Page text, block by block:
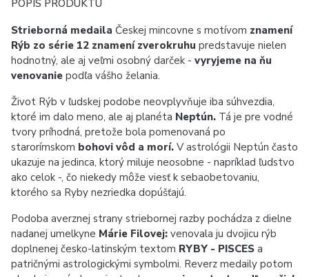
POPIS PRODUKTU
Strieborná medaila Českej mincovne s motívom znamení
Rýb zo série 12 znamení zverokruhu predstavuje nielen
hodnotný, ale aj veľmi osobný darček - vyryjeme na ňu
venovanie podľa vášho želania.
Život Rýb v ľudskej podobe neovplyvňuje iba súhvezdia,
ktoré im dalo meno, ale aj planéta Neptún. Tá je pre vodné
tvory príhodná, pretože bola pomenovaná po
starorímskom bohovi vôd a morí. V astrológii Neptún často
ukazuje na jedinca, ktorý miluje neosobne - napríklad ľudstvo
ako celok -, čo niekedy môže viesť k sebaobetovaniu,
ktorého sa Ryby nezriedka dopúšťajú.
Podoba averznej strany striebornej razby pochádza z dielne
nadanej umelkyne Márie Filovej: venovala ju dvojicu rýb
doplnenej česko-latinským textom RYBY - PISCES a
patričnými astrologickými symbolmi. Reverz medaily potom